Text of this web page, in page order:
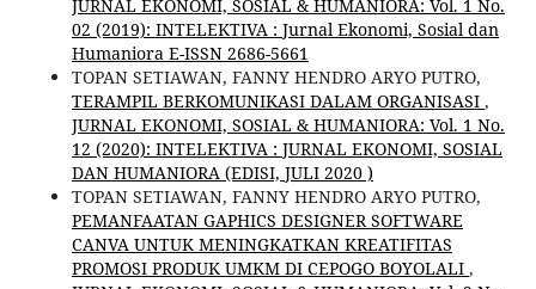
JURNAL EKONOMI, SOSIAL & HUMANIORA: Vol. 1 No.
02 (2019): INTELEKTIVA : Jurnal Ekonomi, Sosial dan
Humaniora E-ISSN 2686-5661
TOPAN SETIAWAN, FANNY HENDRO ARYO PUTRO,
TERAMPIL BERKOMUNIKASI DALAM ORGANISASI ,
JURNAL EKONOMI, SOSIAL & HUMANIORA: Vol. 1 No.
12 (2020): INTELEKTIVA : JURNAL EKONOMI, SOSIAL
DAN HUMANIORA (EDISI, JULI 2020 )
TOPAN SETIAWAN, FANNY HENDRO ARYO PUTRO,
PEMANFAATAN GAPHICS DESIGNER SOFTWARE
CANVA UNTUK MENINGKATKAN KREATIFITAS
PROMOSI PRODUK UMKM DI CEPOGO BOYOLALI ,